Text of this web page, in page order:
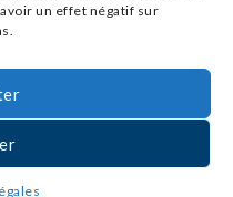
un effet négatif sur